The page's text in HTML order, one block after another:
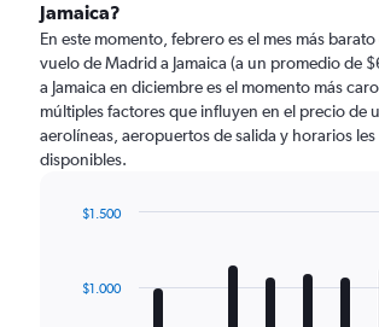
Jamaica?
En este momento, febrero es el mes más
vuelo de Madrid a Jamaica (a un promedio de
a Jamaica en diciembre es el momento más
múltiples factores que influyen en el precio de
aerolíneas, aeropuertos de salida y horarios
disponibles.
12$1.000
$1.500